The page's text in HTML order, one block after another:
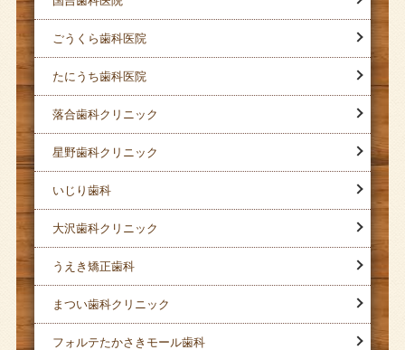
ごうくら歯科医院
たにうち歯科医院
落合歯科クリニック
星野歯科クリニック
いじり歯科
大沢歯科クリニック
うえき矯正歯科
まつい歯科クリニック
フォルテたかさきモール歯科